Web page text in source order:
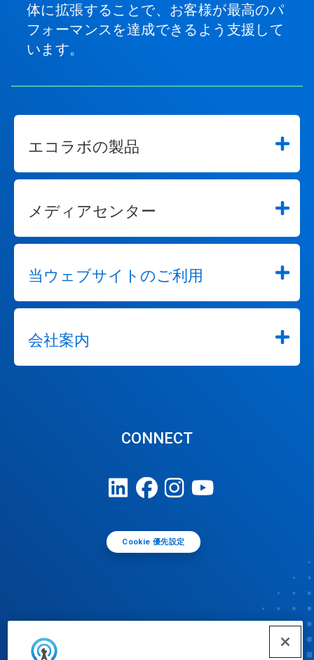
体に拡張することで、お客様が最高のパ
フォーマンスを達成できるよう支援して
います。
エコラボの製品
メディアセンター
当ウェブサイトのご利用
会社案内
CONNECT
Cookie 優先設定